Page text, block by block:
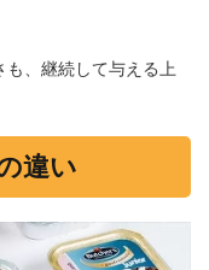
、継続して与える上
違い